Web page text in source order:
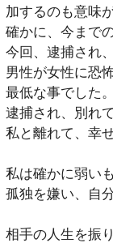
加するのも意味
確かに、今まで
今回、逮捕され
男性が女性に恐
最低な事でした。
逮捕され、別れ
私と離れて、幸
私は確かに弱い
孤独を嫌い、自
相手の人生を振